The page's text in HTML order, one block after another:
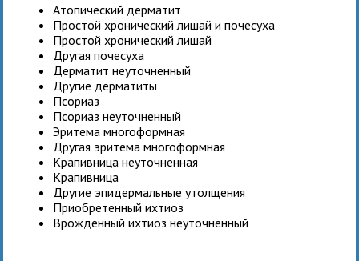
Атопический дерматит
Простой хронический лишай и почесуха
Простой хронический лишай
Другая почесуха
Дерматит неуточненный
Другие дерматиты
Псориаз
Псориаз неуточненный
Эритема многоформная
Другая эритема многоформная
Крапивница неуточненная
Крапивница
Другие эпидермальные утолщения
Приобретенный ихтиоз
Врожденный ихтиоз неуточненный